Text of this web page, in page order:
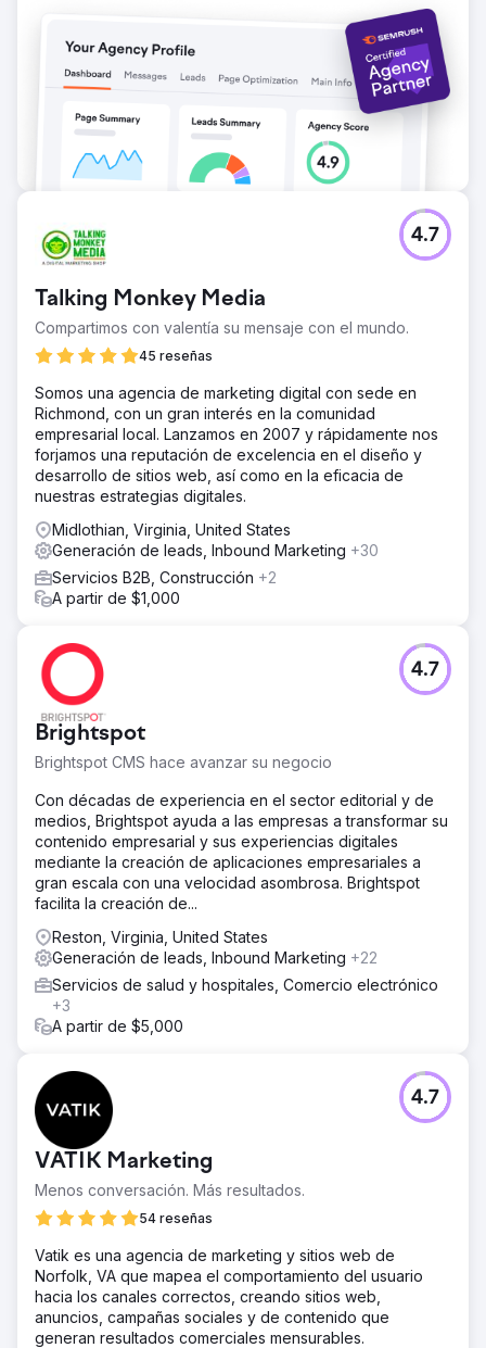
+213% de aumento en el tráfico orgánico en 3 meses.
Posicionado en la página 1 para más de 15 palabras clave
específicas de la materia, incluyendo "tutor de biología
en línea" y "clases de inglés GCSE en línea". La tasa de
conversión se duplicó, con un promedio de formularios
de consulta semanales que aumentaron de 4 a más de 12
por semana. La tasa de rebote se redujo en un 28% y la
duración promedio de la sesión aumentó en un 36%.
Ayudó a posicionar a la empresa para una ampliación
Talking Monkey Media
Compartimos con valentía su mensaje con el mundo.
45 reseñas
4.7
Somos una agencia de marketing digital con sede en
Richmond, con un gran interés en la comunidad
empresarial local. Lanzamos en 2007 y rápidamente nos
forjamos una reputación de excelencia en el diseño y
desarrollo de sitios web, así como en la eficacia de
nuestras estrategias digitales.
Midlothian, Virginia, United States
Generación de leads, Inbound Marketing +30
Servicios B2B, Construcción +2
A partir de $1,000
Brightspot
Brightspot CMS hace avanzar su negocio
4.7
Con décadas de experiencia en el sector editorial y de
medios, Brightspot ayuda a las empresas a transformar su
contenido empresarial y sus experiencias digitales
mediante la creación de aplicaciones empresariales a
gran escala con una velocidad asombrosa. Brightspot
facilita la creación de...
Reston, Virginia, United States
Generación de leads, Inbound Marketing +22
Servicios de salud y hospitales, Comercio electrónico
+3
A partir de $5,000
VATIK Marketing
Menos conversación. Más resultados.
54 reseñas
4.7
Vatik es una agencia de marketing y sitios web de
Norfolk, VA que mapea el comportamiento del usuario
hacia los canales correctos, creando sitios web,
anuncios, campañas sociales y de contenido que
generan resultados comerciales mensurables.